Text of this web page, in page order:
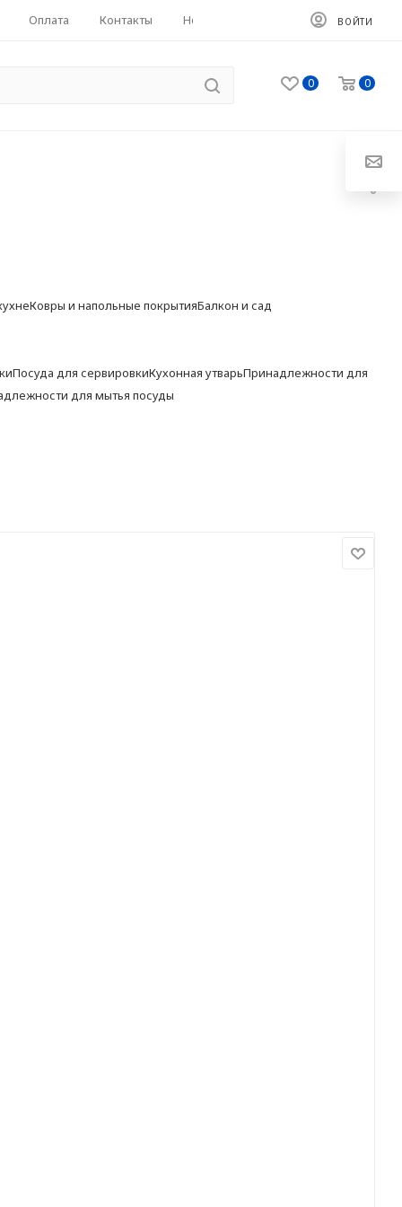
Оплата Контакты HoReCa ВОЙТИ
0 0
Ковры и напольные покрытияБалкон и сад
Посуда для сервировкиКухонная утварьПринадлежности для
для мытья посуды